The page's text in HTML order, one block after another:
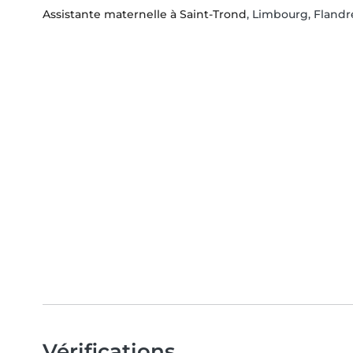
Assistante maternelle à Saint-Trond, Limbourg,